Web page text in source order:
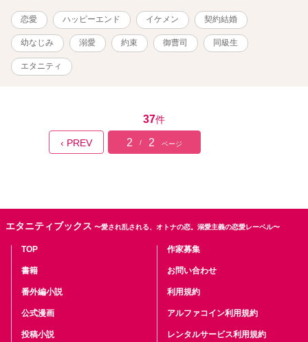
恋愛 ハッピーエンド イケメン 契約結婚
幼なじみ 溺愛 約束 御曹司 同級生
エタニティ
37件
‹ PREV 2 / 2 ページ
エタニティブックス 〜愛され乱される、オトナの恋。溺愛主義の恋愛レーベル〜
TOP
書籍
番外編小説
公式漫画
投稿小説
作家募集
お問い合わせ
利用規約
アルファコイン利用規約
レンタルサービス利用規約